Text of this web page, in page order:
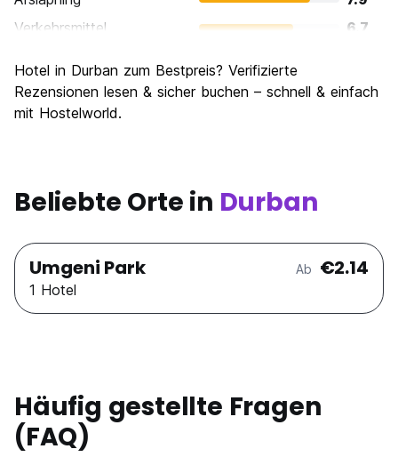
Verkehrsmittel
6.7
Kultur
7.5
Nachtleben / Party
Hotel in Durban zum Bestpreis? Verifizierte
Rezensionen lesen & sicher buchen – schnell & einfach
mit Hostelworld.
Beliebte Orte in Durban
Umgeni Park Ab €2.14
1 Hotel
Häufig gestellte Fragen
(FAQ)